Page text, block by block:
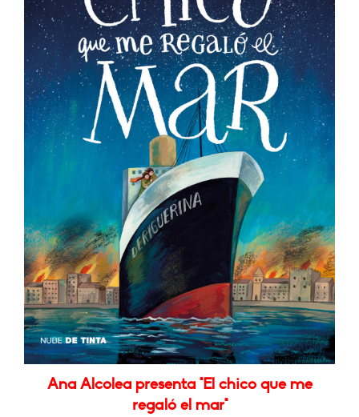
Ana Alcolea presenta "El chico que me
regaló el mar"